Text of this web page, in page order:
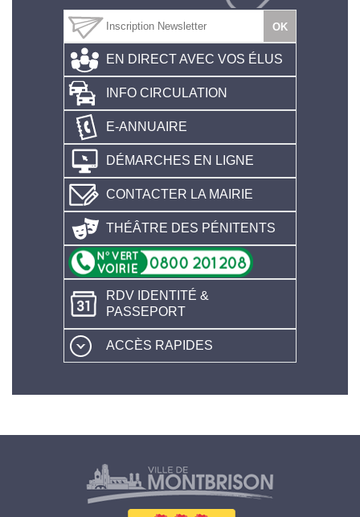
EN DIRECT AVEC VOS ÉLUS
INFO CIRCULATION
E-ANNUAIRE
DÉMARCHES EN LIGNE
CONTACTER LA MAIRIE
THÉÂTRE DES PÉNITENTS
RDV IDENTITÉ &
PASSEPORT
ACCÈS RAPIDES